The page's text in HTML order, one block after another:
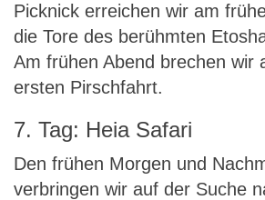
Picknick erreichen wir am
die Tore des berühmten
Am frühen Abend brechen wir
ersten Pirschfahrt.
7. Tag: Heia Safari
Den frühen Morgen und
verbringen wir auf der Suche